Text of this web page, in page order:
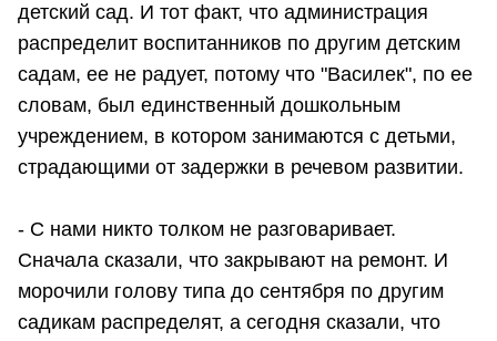
детский сад. И тот факт, что администрация
распределит воспитанников по другим детским
садам, ее не радует, потому что "Василек", по ее
словам, был единственный дошкольным
учреждением, в котором занимаются с детьми,
страдающими от задержки в речевом развитии.
- С нами никто толком не разговаривает.
Сначала сказали, что закрывают на ремонт. И
морочили голову типа до сентября по другим
садикам распределят, а сегодня сказали, что